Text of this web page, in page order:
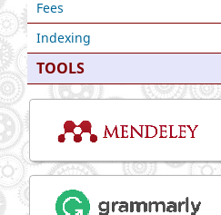
Fees
Indexing
TOOLS